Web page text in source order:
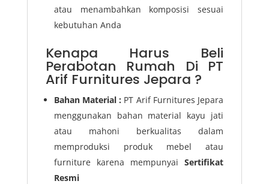
atau menambahkan komposisi sesuai
kebutuhan Anda
Kenapa Harus Beli
Perabotan Rumah Di PT
Arif Furnitures Jepara ?
Bahan Material : PT Arif Furnitures Jepara
menggunakan bahan material kayu jati
atau mahoni berkualitas dalam
memproduksi produk mebel atau
furniture karena mempunyaiSertifikat
Resmi